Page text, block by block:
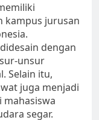
kampus jurusan
dengan
unsur
Selain itu,
juga menjadi
segar.